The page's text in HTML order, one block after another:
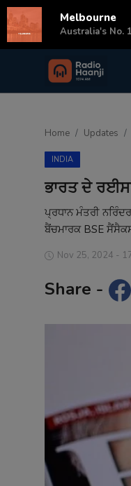
Login
Punjabi Podcast
Kitaab Kahani
Home Updates
INDIA
ਭਾਰਤ ਦੇ
ਪ੍ਰਧਾਨ ਮੰਤਰੀ
ਬੈਂਚਮਾਰਕ BSE
Nov 25, 2024 -
Share -
Melbourne
Australia's No.